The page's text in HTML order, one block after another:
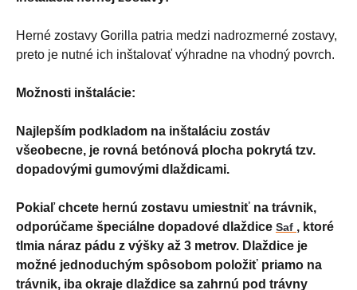
Herné zostavy Gorilla patria medzi nadrozmerné zostavy,
preto je nutné ich inštalovať výhradne na vhodný povrch.
Možnosti inštalácie:
Najlepším podkladom na inštaláciu zostáv
všeobecne, je rovná betónová plocha pokrytá tzv.
dopadovými gumovými dlaždicami.
Pokiaľ chcete hernú zostavu umiestniť na trávnik,
odporúčame špeciálne dopadové dlaždice Saf , ktoré
tlmia náraz pádu z výšky až 3 metrov. Dlaždice je
možné jednoduchým spôsobom položiť priamo na
trávnik, iba okraje dlaždice sa zahrnú pod trávny